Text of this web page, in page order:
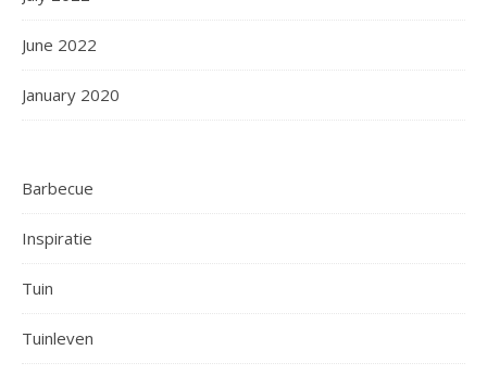
June 2022
January 2020
Barbecue
Inspiratie
Tuin
Tuinleven